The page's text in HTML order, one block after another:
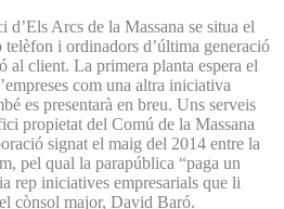
d’Els Arcs de la Massana se situa el
i ordinadors d’última generació
al client. La primera planta espera el
com una altra iniciativa
es presentarà en breu. Uns serveis
propietat del Comú de la Massana
signat el maig del 2014 entre la
pel qual la parapública “paga un
rep iniciatives empresarials que li
cònsol major, David Baró.